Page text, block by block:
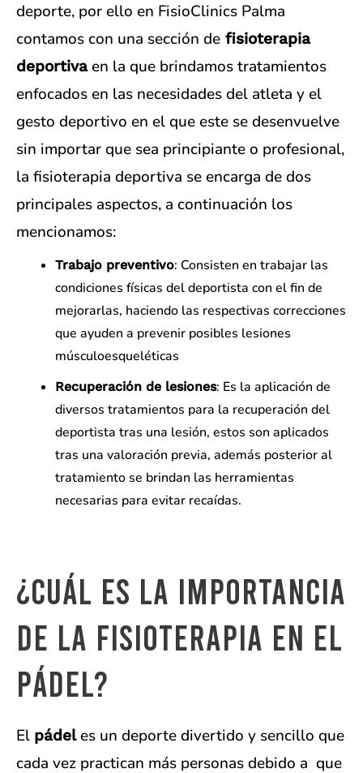
deporte, por ello en FisioClinics Palma
contamos con una sección de fisioterapia
deportivaen la que brindamos tratamientos
enfocados en las necesidades del atleta y el
gesto deportivo en el que este se desenvuelve
sin importar que sea principiante o profesional,
la fisioterapia deportiva se encarga de dos
principales aspectos, a continuación los
mencionamos:
Trabajo preventivo: Consisten en trabajar las
condiciones físicas del deportista con el fin de
mejorarlas, haciendo las respectivas correcciones
que ayuden a prevenir posibles lesiones
músculoesqueléticas
Recuperación de lesiones: Es la aplicación de
diversos tratamientos para la recuperación del
deportista tras una lesión, estos son aplicados
tras una valoración previa, además posterior al
tratamiento se brindan las herramientas
necesarias para evitar recaídas.
¿Cuál es la importancia
de la fisioterapia en el
pádel?
El pádeles un deporte divertido y sencillo que
cada vez practican más personas debido a que